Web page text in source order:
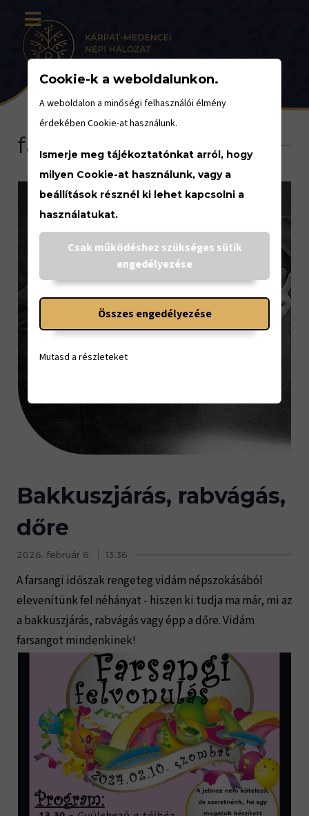
farsang
Bakkuszjárás, rabvágás,
dőre
2026. február 6. 13:36
A farsangi időszak rengeteg vidám népszokásából
elevenítünk fel néhányat - hiszen ki tudja ma már, mi az
a bakkuszjárás, rabvágás vagy épp a dőre. Vidám
farsangot mindenkinek!
Cookie-k a weboldalunkon.
A weboldalon a minőségi felhasználói élmény
érdekében Cookie-at használunk.
Ismerje meg tájékoztatónkat arról, hogy
milyen Cookie-at használunk, vagy a
beállítások résznél ki lehet kapcsolni a
használatukat.
Csak működéshez szükséges sütik
engedélyezése
Összes engedélyezése
Mutasd a részleteket